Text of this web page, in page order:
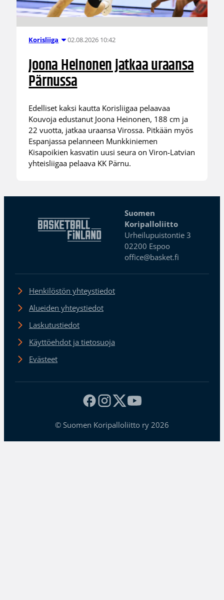
Korisliiga 02.08.2026 10:42
Joona Heinonen jatkaa uraansa
Pärnussa
Edelliset kaksi kautta Korisliigaa pelaavaa
Kouvoja edustanut Joona Heinonen, 188 cm ja
22 vuotta, jatkaa uraansa Virossa. Pitkään myös
Espanjassa pelanneen Munkkiniemen
Kisapoikien kasvatin uusi seura on Viron-Latvian
yhteisliigaa pelaava KK Pärnu.
Suomen
Koripalloliitto
Urheilupuistontie 3
02200 Espoo
office@basket.fi
Henkilöstön yhteystiedot
Alueiden yhteystiedot
Laskutustiedot
Käyttöehdot ja tietosuoja
Evästeet
© Suomen Koripalloliitto ry 2026